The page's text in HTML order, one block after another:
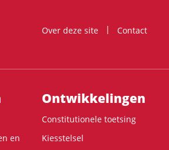
Over deze site Contact
en
Ontwikke­lingen
Constitutionele toetsing
Kiesstelsel